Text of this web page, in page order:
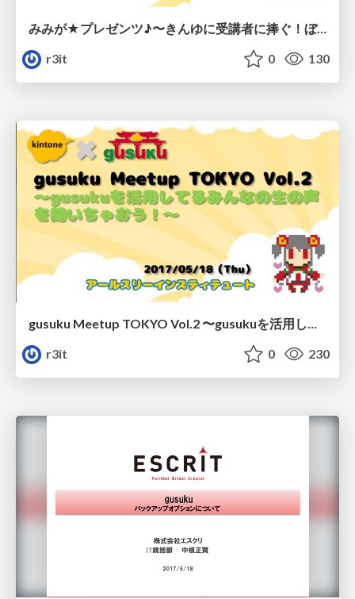
みみが★プレゼンツ♪〜きんゆに受講者に捧ぐ！ぼくが考えた困った時の最強の救済策〜/kinuni-meetup_vol3
r3it
0 130
gusuku Meetup TOKYO Vol.2 〜gusukuを活用してるみんなの生の声を聞いちゃおう！〜 /gusuku-meetup-tokyo_vol2
r3it
0 230